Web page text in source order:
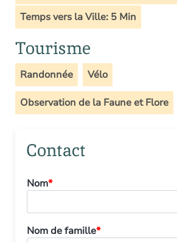
Temps vers la Ville: 5 Min
Tourisme
Randonnée Vélo
Observation de la Faune et Flore
Contact
Nom*
Nom de famille*